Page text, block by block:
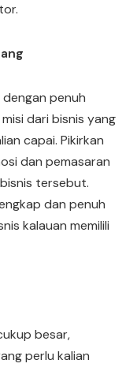
penuh
dari bisnis yang
capai. Pikirkan
dan pemasaran
tersebut.
dan penuh
kalauan memilili
besar,
perlu kalian